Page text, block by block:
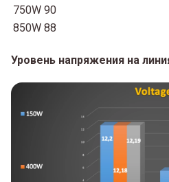
750W 90
850W 88
Уровень напряжения на